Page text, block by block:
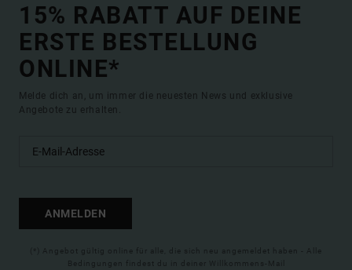
15% RABATT AUF DEINE
ERSTE BESTELLUNG
ONLINE*
Melde dich an, um immer die neuesten News und exklusive
Angebote zu erhalten.
ANMELDEN
(*) Angebot gültig online für alle, die sich neu angemeldet haben - Alle
Bedingungen findest du in deiner Willkommens-Mail